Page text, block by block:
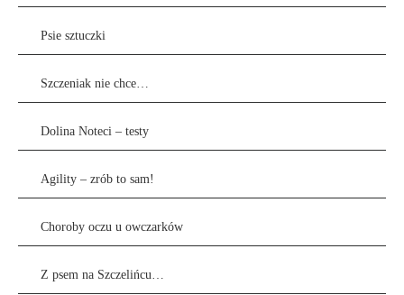
Psie sztuczki
Szczeniak nie chce…
Dolina Noteci – testy
Agility – zrób to sam!
Choroby oczu u owczarków
Z psem na Szczelińcu…